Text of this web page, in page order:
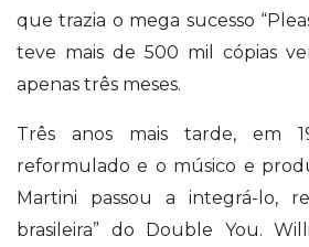
que trazia o mega sucesso
teve mais de 500 mil cópias
apenas três meses.
Três anos mais tarde, em
reformulado e o músico e
Martini passou a integrá-lo,
brasileira” do Double You.